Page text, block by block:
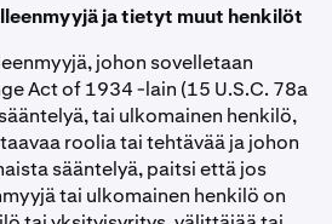
ja tietyt muut henkilöt
johon sovelletaan
Act of 1934 -lain (15 U.S.C. 78a
tai ulkomainen henkilö,
roolia tai tehtävää ja johon
sääntelyä, paitsi että jos
tai ulkomainen henkilö on